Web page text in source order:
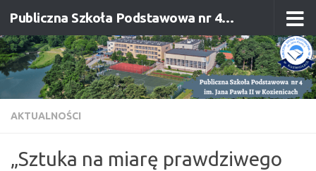
Przejdź do treści Publiczna Szkoła Podstawowa nr 4 im. Jana Pawła II w Kozienicach
AKTUALNOŚCI
„Sztuka na miarę prawdziwego